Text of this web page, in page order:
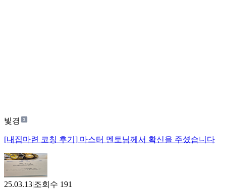
빛경
[내집마련 코칭 후기] 마스터 멘토님께서 확신을 주셨습니다
25.03.13|조회수 191